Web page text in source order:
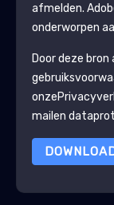
afmelden.
onderworpen
Door deze
onze
mailen